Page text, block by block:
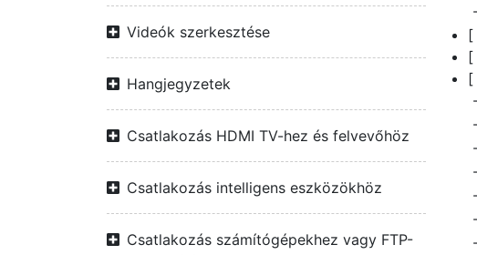
Videók szerkesztése
Hangjegyzetek
Csatlakozás HDMI TV-hez és felvevőhöz
Csatlakozás intelligens eszközökhöz
Csatlakozás számítógépekhez vagy FTP-
[
[
[